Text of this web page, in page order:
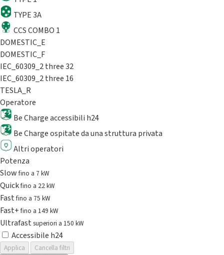
TYPE 3A
CCS COMBO 1
DOMESTIC_E
DOMESTIC_F
IEC_60309_2 three 32
IEC_60309_2 three 16
TESLA_R
Operatore
Be Charge accessibili h24
Be Charge ospitate da una struttura privata
Altri operatori
Potenza
Slowfino a 7 kW
Quickfino a 22 kW
Fastfino a 75 kW
Fast+fino a 149 kW
Ultrafast superiori a 150 kW
Accessibile h24
Applica
Cancella filtri